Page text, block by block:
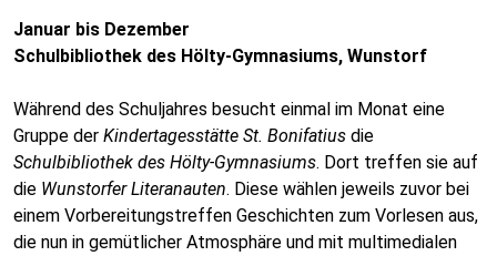
Januar bis Dezember
Schulbibliothek des Hölty-Gymnasiums, Wunstorf
Während des Schuljahres besucht einmal im Monat eine
Gruppe der Kindertagesstätte St. Bonifatius die
Schulbibliothek des Hölty-Gymnasiums. Dort treffen sie auf
die Wunstorfer Literanauten. Diese wählen jeweils zuvor bei
einem Vorbereitungstreffen Geschichten zum Vorlesen aus,
die nun in gemütlicher Atmosphäre und mit multimedialen